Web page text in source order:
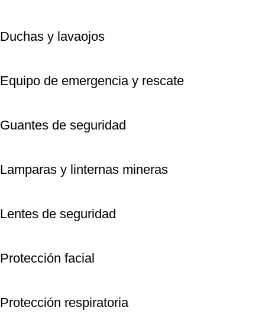
Duchas y lavaojos
Equipo de emergencia y rescate
Guantes de seguridad
Lamparas y linternas mineras
Lentes de seguridad
Protección facial
Protección respiratoria